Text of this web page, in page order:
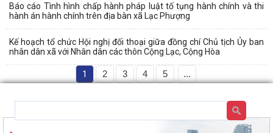
Báo cáo Tình hình chấp hành pháp luật tố tụng hành chính và thi
hành án hành chính trên địa bàn xã Lạc Phượng
Kế hoạch tổ chức Hội nghị đối thoại giữa đồng chí Chủ tịch Ủy ban
nhân dân xã với Nhân dân các thôn Cộng Lạc, Cộng Hòa
1 2 3 4 5 ...